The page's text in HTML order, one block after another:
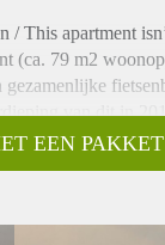
This apartment
(ca. 79 m2
gezamenlijke
van dit in
op een
EEN